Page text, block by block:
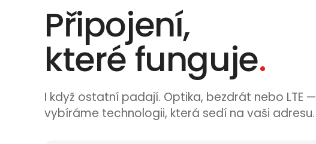
Připojení,
které funguje.
I když ostatní padají. Optika, bezdrát nebo LTE —
vybíráme technologii, která sedí na vaši adresu.